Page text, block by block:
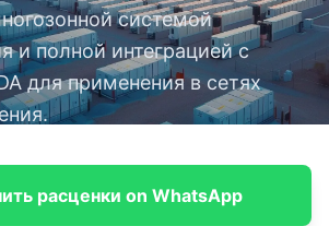
системой
и полной интеграцией с
для применения в сетях
расценки on WhatsApp